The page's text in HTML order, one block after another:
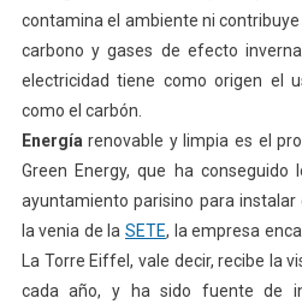
contamina el ambiente ni
carbono y gases de efecto
electricidad tiene como origen el
como el carbón.
Energíarenovable y limpia es el
Green Energy, que ha conseguido
ayuntamiento parisino para
la venia de la SETE, la empresa
La Torre Eiffel, vale decir, recibe la
cada año, y ha sido fuente de